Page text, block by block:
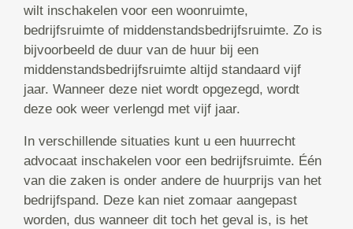
wilt inschakelen voor een woonruimte,
bedrijfsruimte of middenstandsbedrijfsruimte. Zo is
bijvoorbeeld de duur van de huur bij een
middenstandsbedrijfsruimte altijd standaard vijf
jaar. Wanneer deze niet wordt opgezegd, wordt
deze ook weer verlengd met vijf jaar.
In verschillende situaties kunt u een huurrecht
advocaat inschakelen voor een bedrijfsruimte. Één
van die zaken is onder andere de huurprijs van het
bedrijfspand. Deze kan niet zomaar aangepast
worden, dus wanneer dit toch het geval is, is het